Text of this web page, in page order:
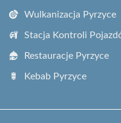
Wulkanizacja Pyrzyce
Stacja Kontroli
Restauracje Pyrzyce
Kebab Pyrzyce